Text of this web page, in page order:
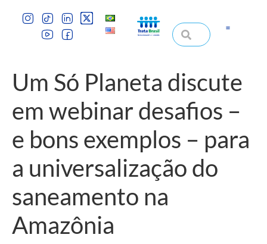
Um Só Planeta discute
em webinar desafios –
e bons exemplos – para
a universalização do
saneamento na
Amazônia